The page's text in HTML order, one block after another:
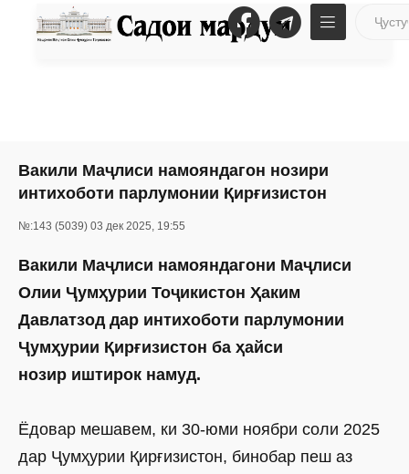
Вакили Маҷлиси намояндагон нозири
интихоботи парлумонии Қирғизистон
№:143 (5039) 03 дек 2025, 19:55
Вакили Маҷлиси намояндагони Маҷлиси
Олии Ҷумҳурии Тоҷикистон Ҳаким
Давлатзод дар интихоботи парлумонии
Ҷумҳурии Қирғизистон ба ҳайси
нозир иштирок намуд.
Ёдовар мешавем, ки 30-юми ноябри соли 2025
дар Ҷумҳурии Қирғизистон, бинобар пеш аз